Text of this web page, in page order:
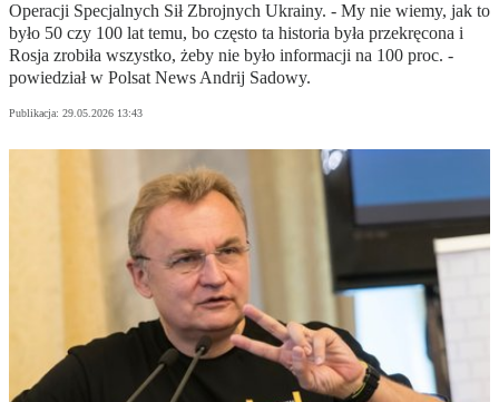
Operacji Specjalnych Sił Zbrojnych Ukrainy. - My nie wiemy, jak to
było 50 czy 100 lat temu, bo często ta historia była przekręcona i
Rosja zrobiła wszystko, żeby nie było informacji na 100 proc. -
powiedział w Polsat News Andrij Sadowy.
Publikacja: 29.05.2026 13:43